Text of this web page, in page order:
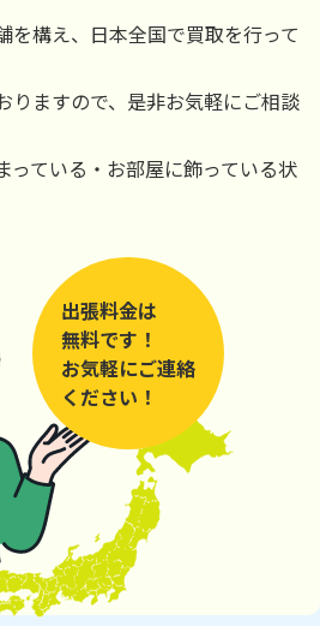
を構え、日本全国で買取を行って
りますので、是非お気軽にご相談
っている・お部屋に飾っている状
出張料金は
無料です！
お気軽にご連絡
ください！